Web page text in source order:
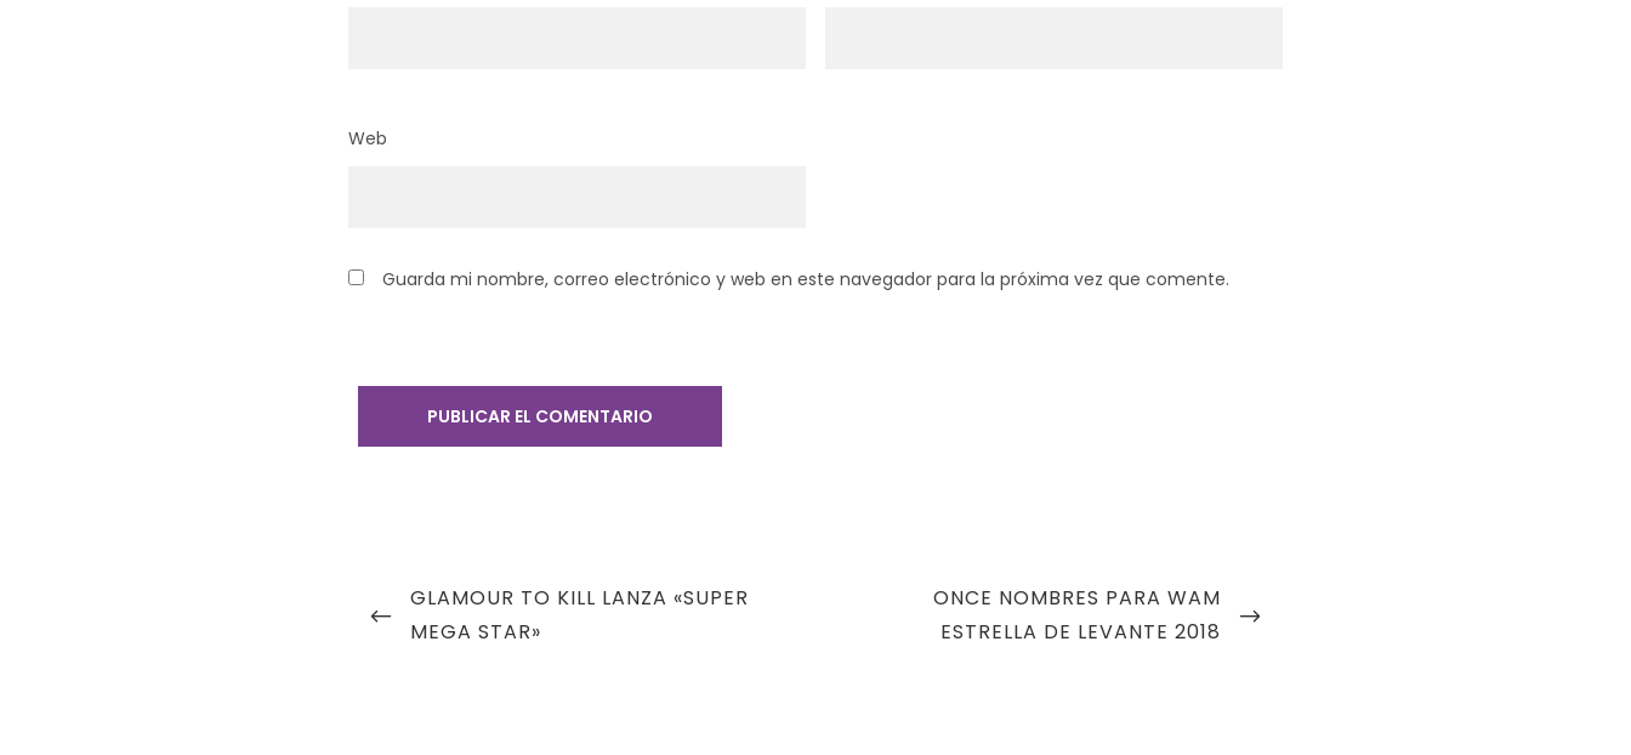
Web
Guarda mi nombre, correo electrónico y web en este navegador para la próxima vez que comente.
Navegación
de
PREVIOUS
POST
GLAMOUR TO KILL LANZA «SUPER
MEGA STAR»
NEXT
POST
ONCE NOMBRES PARA WAM
ESTRELLA DE LEVANTE 2018